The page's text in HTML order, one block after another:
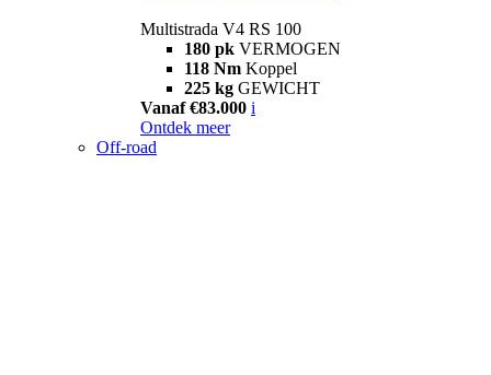
Multistrada V4 RS 100
180 pk VERMOGEN
118 Nm Koppel
225 kg GEWICHT
Vanaf €83.000 i
Ontdek meer
Off-road